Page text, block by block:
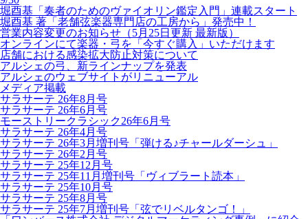
堀酉基「奏者のためのヴァイオリン鑑定入門」連載スタート
堀酉基 著「老舗弦楽器専門店の工房から」発売中！
営業内容変更のお知らせ（5月25日更新 最新版）
オンラインにて楽器・弓を「今すぐ購入」いただけます
店舗における感染拡大防止対策について
アルシェの弓、新ラインナップを発表
アルシェのウェブサイトがリニューアル
メディア掲載
サラサーテ 26年8月号
サラサーテ 26年6月号
モーストリークラシック26年6月号
サラサーテ 26年4月号
サラサーテ 26年3月増刊号「弾ける♪チャールダーシュ」
サラサーテ 26年2月号
サラサーテ 25年12月号
サラサーテ 25年11月増刊号「ヴィブラート読本」
サラサーテ 25年10月号
サラサーテ 25年8月号
サラサーテ 25年7月増刊号「弦でリベルタンゴ！」